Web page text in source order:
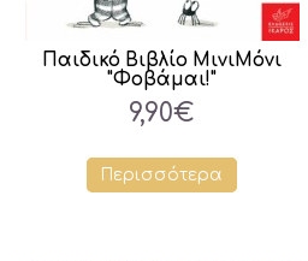
Παιδικό Βιβλίο ΜινιΜόνι
"Φοβάμαι!"
9,90€
Περισσότερα